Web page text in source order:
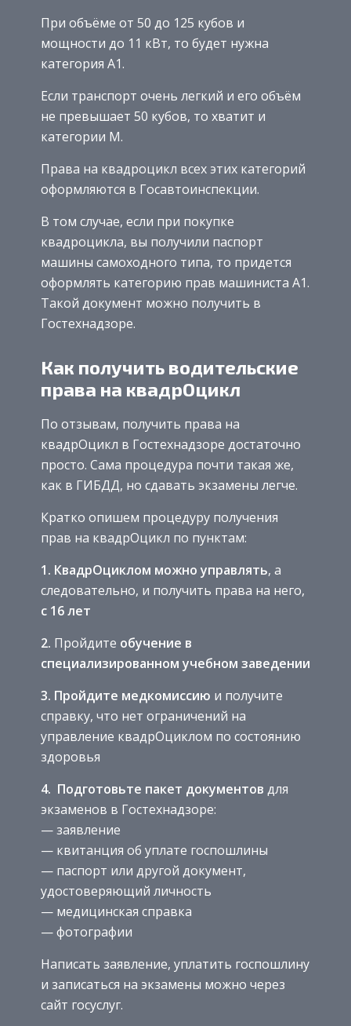
При объёме от 50 до 125 кубов и
мощности до 11 кВт, то будет нужна
категория А1.
Если транспорт очень легкий и его объём
не превышает 50 кубов, то хватит и
категории М.
Права на квадроцикл всех этих категорий
оформляются в Госавтоинспекции.
В том случае, если при покупке
квадроцикла, вы получили паспорт
машины самоходного типа, то придется
оформлять категорию прав машиниста А1.
Такой документ можно получить в
Гостехнадзоре.
Как получить водительские
права на квадрОцикл
По отзывам, получить права на
квадрОцикл в Гостехнадзоре достаточно
просто. Сама процедура почти такая же,
как в ГИБДД, но сдавать экзамены легче.
Кратко опишем процедуру получения
прав на квадрОцикл по пунктам:
1. КвадрОциклом можно управлять, а
следовательно, и получить права на него,
с 16 лет
2. Пройдите обучение в
специализированном учебном заведении
3. Пройдите медкомиссию и получите
справку, что нет ограничений на
управление квадрОциклом по состоянию
здоровья
4. Подготовьте пакет документов для
экзаменов в Гостехнадзоре:
— заявление
— квитанция об уплате госпошлины
— паспорт или другой документ,
удостоверяющий личность
— медицинская справка
— фотографии
Написать заявление, уплатить госпошлину
и записаться на экзамены можно через
сайт госуслуг.